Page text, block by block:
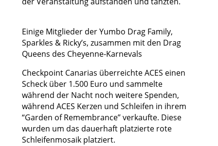
Einige Mitglieder der Yumbo Drag Family,
Sparkles & Ricky’s, zusammen mit den Drag
Queens des Cheyenne-Karnevals
Checkpoint Canarias überreichte ACES einen
Scheck über 1.500 Euro und sammelte
während der Nacht noch weitere Spenden,
während ACES Kerzen und Schleifen in ihrem
“Garden of Remembrance” verkaufte. Diese
wurden um das dauerhaft platzierte rote
Schleifenmosaik platziert.